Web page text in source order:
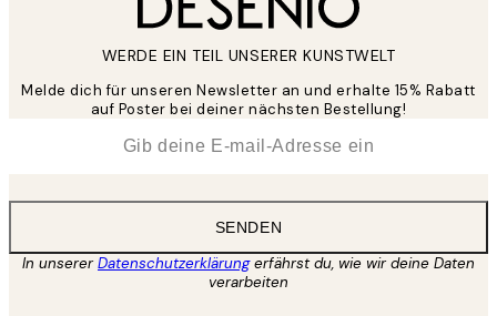
WERDE EIN TEIL UNSERER KUNSTWELT
Melde dich für unseren Newsletter an und erhalte 15% Rabatt
auf Poster bei deiner nächsten Bestellung!
SENDEN
In unsererDatenschutzerklärungerfährst du, wie wir deine Daten
verarbeiten